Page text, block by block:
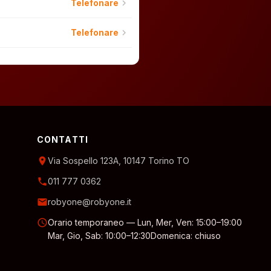
Telefonare chevron_right
Telefonare chevron_right
CONTATTI
location_onVia Sospello 123A, 10147 Torino TO
phone011 777 0362
emailrobyone@robyone.it
scheduleOrario temporaneo — Lun, Mer, Ven: 15:00–19:00
Mar, Gio, Sab: 10:00–12:30Domenica: chiuso